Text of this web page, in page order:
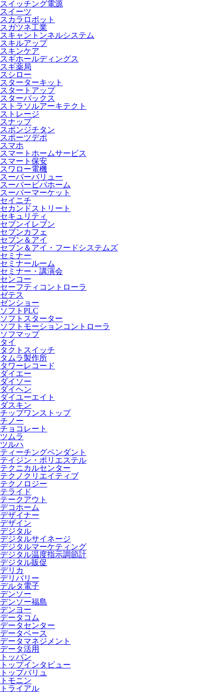
スイッチング電源
スイーツ
スカラロボット
スガツネ工業
スキャントンネルシステム
スキルアップ
スキンケア
スギホールディングス
スギ薬局
スシロー
スターターキット
スタートアップ
スターバックス
ストラソルアーキテクト
ストレージ
スナップ
スポンジチタン
スポーツデポ
スマホ
スマートホームサービス
スマート保安
スワロー電機
スーパーバリュー
スーパービバホーム
スーパーマーケット
セイニチ
セカンドストリート
セキュリティ
セブンイレブン
セブンカフェ
セブン＆アイ
セブン＆アイ・フードシステムズ
セミナー
セミナールーム
セミナー・講演会
センコー
セーフティコントローラ
ゼテス
ゼンショー
ソフトPLC
ソフトスターター
ソフトモーションコントローラ
ソフマップ
タイ
タクトスイッチ
タムラ製作所
タワーレコード
ダイエー
ダイソー
ダイヘン
ダイユーエイト
ダスキン
チップワンストップ
チノー
チョコレート
ツムラ
ツルハ
ティーチングペンダント
テイジン・ポリエステル
テクニカルセンター
テクノクリエイティブ
テクノロジー
テライド
テークアウト
デコホーム
デザイナー
デザイン
デジタル
デジタルサイネージ
デジタルマーケティング
デジタル温度指示調節計
デジタル販促
デリカ
デリバリー
デルタ電子
デンソー
デンソー福島
デンヨー
データコム
データセンター
データベース
データマネジメント
データ活用
トッパン
トップインタビュー
トップバリュ
トモニン
トライアル